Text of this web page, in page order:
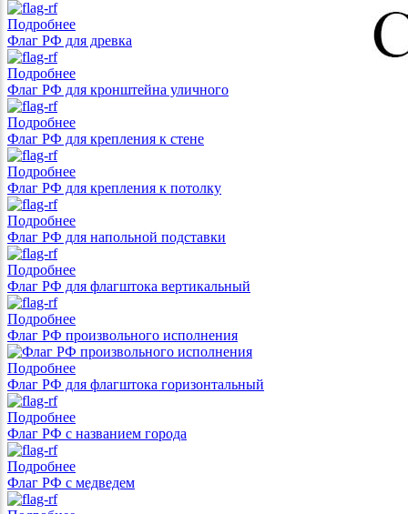
Подробнее
Флаг РФ для древка
Подробнее
Флаг РФ для кронштейна уличного
Подробнее
Флаг РФ для крепления к стене
Подробнее
Флаг РФ для крепления к потолку
Подробнее
Флаг РФ для напольной подставки
Подробнее
Флаг РФ для флагштока вертикальный
Подробнее
Флаг РФ произвольного исполнения
Подробнее
Флаг РФ для флагштока горизонтальный
Подробнее
Флаг РФ с названием города
Подробнее
Флаг РФ с медведем